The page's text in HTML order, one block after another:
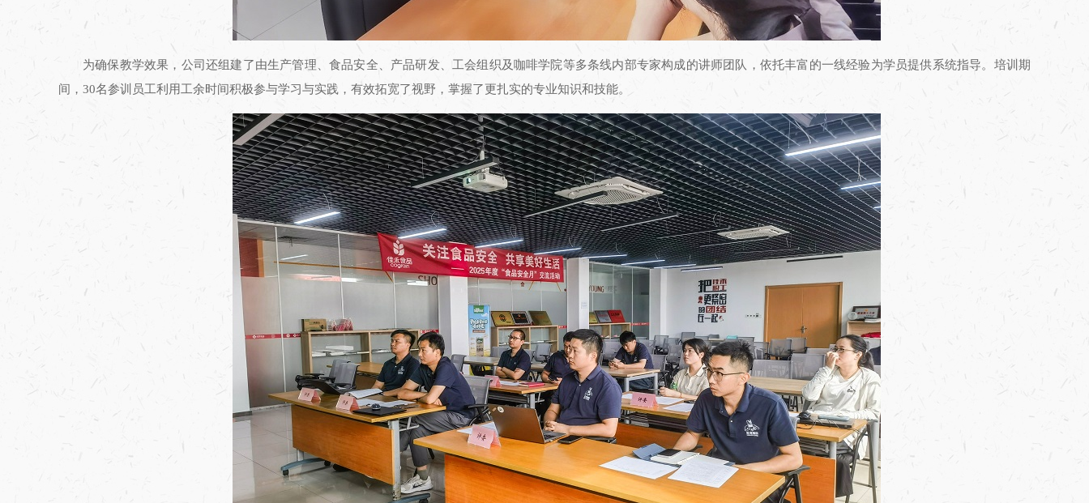
为确保教学效果，公司还组建了由生产管理、食品安全、产品研发、工会组织及咖啡学院等多条线内部专家构成的讲师团队，依托丰富的一线经验为学员提供系统指导。培训期
间，30名参训员工利用工余时间积极参与学习与实践，有效拓宽了视野，掌握了更扎实的专业知识和技能。